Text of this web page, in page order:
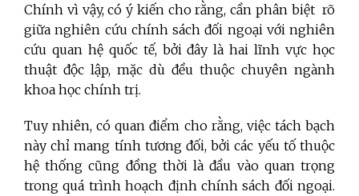
Chính vì vậy, có ý kiến cho rằng, cần phân biệt rõ
giữa nghiên cứu chính sách đối ngoại với nghiên
cứu quan hệ quốc tế, bởi đây là hai lĩnh vực học
thuật độc lập, mặc dù đều thuộc chuyên ngành
khoa học chính trị.
Tuy nhiên, có quan điểm cho rằng, việc tách bạch
này chỉ mang tính tương đối, bởi các yếu tố thuộc
hệ thống cũng đồng thời là đầu vào quan trọng
trong quá trình hoạch định chính sách đối ngoại.